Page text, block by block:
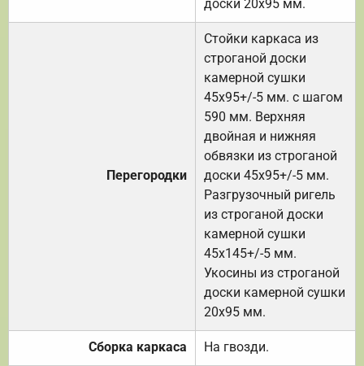
доски 20х95 мм.
Перегородки
Стойки каркаса из
строганой доски
камерной сушки
45х95+/-5 мм. с шагом
590 мм. Верхняя
двойная и нижняя
обвязки из строганой
доски 45х95+/-5 мм.
Разгрузочный ригель
из строганой доски
камерной сушки
45х145+/-5 мм.
Укосины из строганой
доски камерной сушки
20х95 мм.
Сборка каркаса На гвозди.